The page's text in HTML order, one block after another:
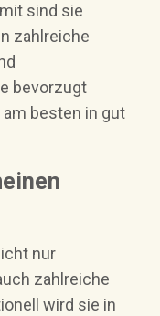
sind sie
zahlreiche
bevorzugt
besten in gut
nur
zahlreiche
wird sie in